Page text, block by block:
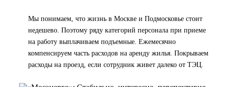
Мы понимаем, что жизнь в Москве и Подмосковье стоит
недешево. Поэтому ряду категорий персонала при приеме
на работу выплачиваем подъемные. Ежемесячно
компенсируем часть расходов на аренду жилья. Покрываем
расходы на проезд, если сотрудник живет далеко от ТЭЦ.